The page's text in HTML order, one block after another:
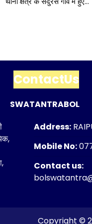
ContactUs
SWATANTRABOL
Address:
Mobile No:
Contact us:
Copyright ©